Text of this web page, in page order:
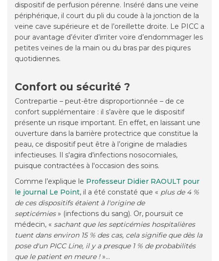
dispositif de perfusion pérenne. Inséré dans une veine
périphérique, il court du pli du coude à la jonction de la
veine cave supérieure et de l’oreillette droite. Le PICC a
pour avantage d’éviter d’irriter voire d’endommager les
petites veines de la main ou du bras par des piqures
quotidiennes.
Confort ou sécurité ?
Contrepartie – peut-être disproportionnée – de ce
confort supplémentaire : il s’avère que le dispositif
présente un risque important. En effet, en laissant une
ouverture dans la barrière protectrice que constitue la
peau, ce dispositif peut être à l’origine de maladies
infectieuses. Il s'agira d'infections nosocomiales,
puisque contractées à l'occasion des soins.
Comme l’explique le Professeur Didier RAOULT pour
le journal Le Point, il a été constaté que « plus de 4 %
de ces dispositifs étaient à l'origine de
septicémies» (infections du sang). Or, poursuit ce
médecin, « sachant que les septicémies hospitalières
tuent dans environ 15 % des cas, cela signifie que dès la
pose d'un PICC Line, il y a presque 1 % de probabilités
que le patient en meure !»…